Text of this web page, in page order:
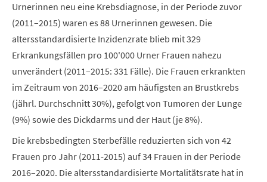
Urnerinnen neu eine Krebsdiagnose, in der Periode zuvor
(2011–2015) waren es 88 Urnerinnen gewesen. Die
altersstandardisierte Inzidenzrate blieb mit 329
Erkrankungsfällen pro 100'000 Urner Frauen nahezu
unverändert (2011–2015: 331 Fälle). Die Frauen erkrankten
im Zeitraum von 2016–2020 am häufigsten an Brustkrebs
(jährl. Durchschnitt 30%), gefolgt von Tumoren der Lunge
(9%) sowie des Dickdarms und der Haut (je 8%).
Die krebsbedingten Sterbefälle reduzierten sich von 42
Frauen pro Jahr (2011-2015) auf 34 Frauen in der Periode
2016–2020. Die altersstandardisierte Mortalitätsrate hat in